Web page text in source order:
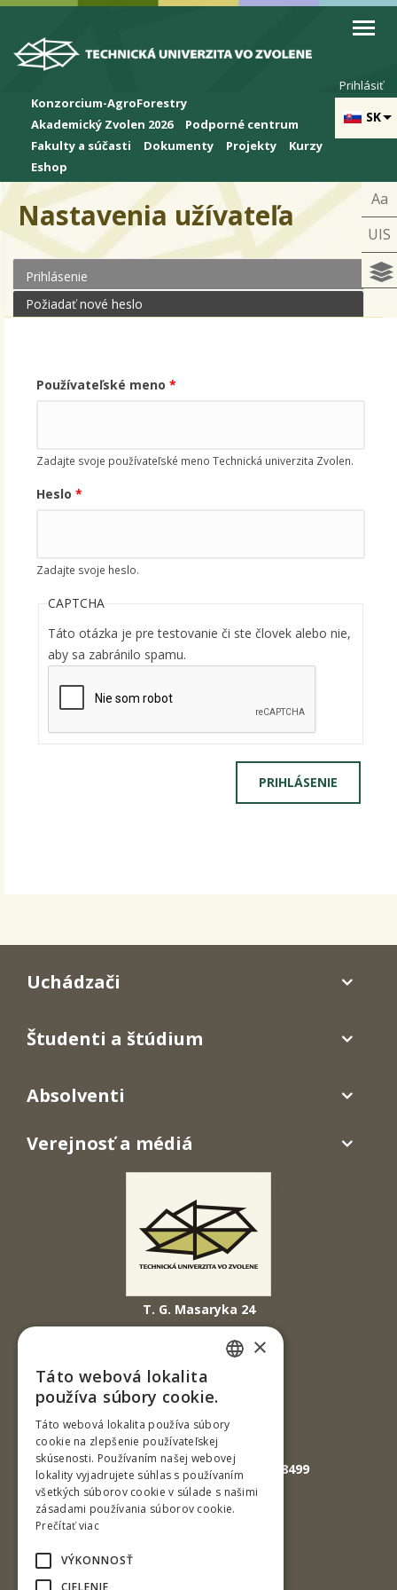
Skip to cookies
Skip to navigation
Skočiť na hlavný obsah
SK
Prihlásiť
Konzorcium-AgroForestry
Akademický Zvolen 2026
Podporné centrum
Fakulty a súčasti
Dokumenty Projekty
Kurzy
Eshop
Aa
UIS
Nastavenia užívateľa
Primárne karty
Prihlásenie
Požiadať nové heslo
Používateľské meno *
Zadajte svoje používateľské meno Technická univerzita Zvolen.
Heslo *
Zadajte svoje heslo.
CAPTCHA
Táto otázka je pre testovanie či ste človek alebo nie,
aby sa zabránilo spamu.
T. G. Masaryka 24
960 01 Zvolen
Slovenská republika
Tel.: +421-45-520 61 11
Fax: +421-45-533 00 27
E-mail: info@tuzvo.sk
GPS súradnice: 48.572024,19.118499
Uchádzači
Študenti a štúdium
Absolventi
Verejnosť a médiá
×
Táto webová lokalita
používa súbory cookie.
Táto webová lokalita používa súbory
cookie na zlepšenie používateľskej
skúsenosti. Používaním našej webovej
lokality vyjadrujete súhlas s používaním
všetkých súborov cookie v súlade s našimi
zásadami používania súborov cookie.
Prečítať viac
VÝKONNOSŤ
CIELENIE